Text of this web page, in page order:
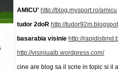
AMICU' http://blog.mysport.ro/amicu
tudor 2doR http://
basarabia visinie http://
http://visiniualb.wordpress.com/
cine are blog sa il scrie in topic si il